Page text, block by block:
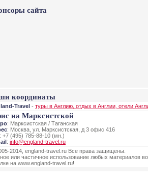
сайта
координаты
Travel - туры в Англию, отдых в Англии, отели
на Марксистской
: Марксистская / Таганская
: Москва, ул. Марксистская, д 3 офис 416
: +7 (495) 785-88-10 (мн.)
: info@england-travel.ru
2014, england-travel.ru Все права защищены.
или частичное использование любых материалов
на www.england-travel.ru!